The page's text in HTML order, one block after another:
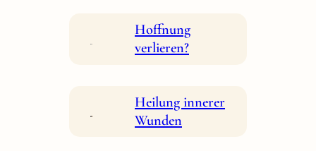
Hoffnung
verlieren?
Heilung innerer
Wunden